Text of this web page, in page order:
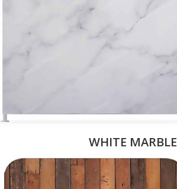
WHITE MARBLE